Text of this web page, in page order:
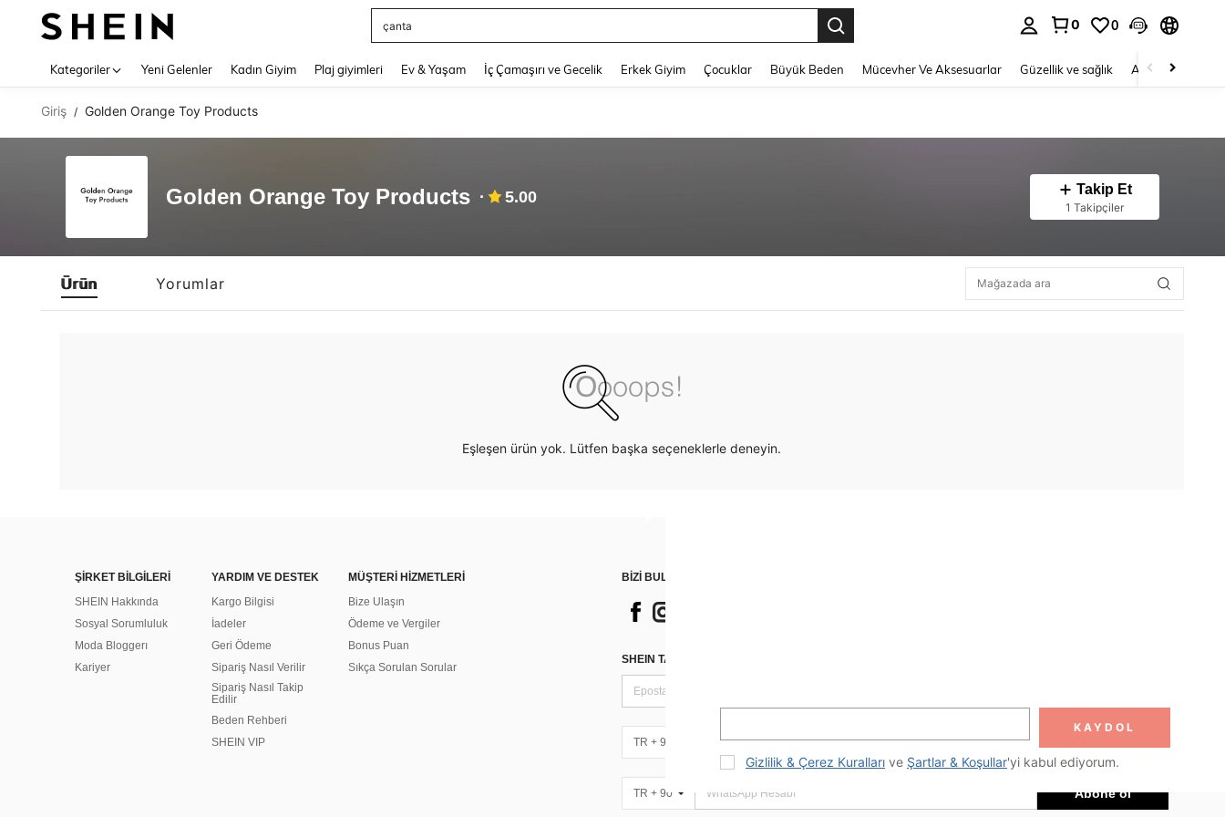
çanta
0 0
Kategoriler Yeni Gelenler Kadın Giyim Plaj giyimleri Ev & Yaşam İç Çamaşırı ve Gecelik Erkek Giyim Çocuklar Büyük Beden Mücevher Ve Aksesuarlar Güzellik ve sağlık Ayakkabı
Giriş / Golden Orange Toy Products
Golden Orange Toy Products 5.00 Takip Et
1 Takipçiler
Ürün Yorumlar
Eşleşen ürün yok. Lütfen başka seçeneklerle deneyin.
ŞİRKET BİLGİLERİ
SHEIN Hakkında
Sosyal Sorumluluk
Moda Bloggerı
Kariyer
YARDIM VE DESTEK
Kargo Bilgisi
İadeler
Geri Ödeme
Sipariş Nasıl Verilir
Sipariş Nasıl Takip
Edilir
Beden Rehberi
SHEIN VIP
MÜŞTERİ HİZMETLERİ
Bize Ulaşın
Ödeme ve Vergiler
Bonus Puan
Sıkça Sorulan Sorular
BİZİ BULUN
SHEIN TARZI HABERLER IÇIN KAYDOLUN
TR + 90
TR + 90 Abone ol
KAYDOL
Gizlilik & Çerez Kuralları ve Şartlar & Koşullar'yi kabul ediyorum.